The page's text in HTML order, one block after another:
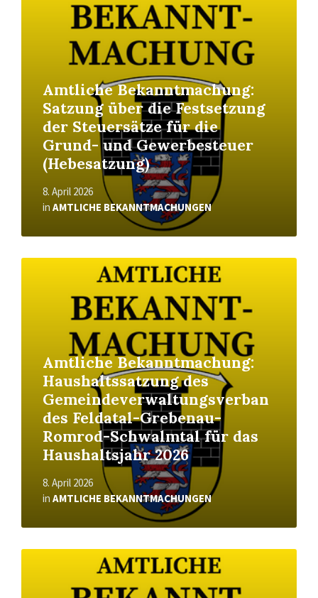
Amtliche Bekanntmachung:
Satzung über die Festsetzung
der Steuersätze für die
Grund- und Gewerbesteuer
(Hebesatzung)
8. April 2026
in AMTLICHE BEKANNTMACHUNGEN
Amtliche Bekanntmachung:
Haushaltssatzung des
Gemeindeverwaltungsverban
des Feldatal-Grebenau-
Romrod-Schwalmtal für das
Haushaltsjahr 2026
8. April 2026
in AMTLICHE BEKANNTMACHUNGEN
Read
Read